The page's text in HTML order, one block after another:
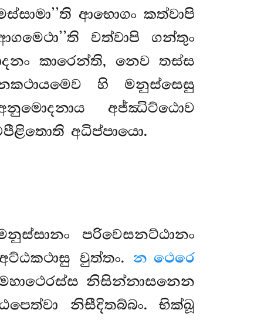
ආභොගං කත්වාපි
වත්වාපි ගන්තුං
කාරෙන්ති, නෙව තස්ස
හි මනුස්සෙසු
අජ්ඣිට්ඨොව
අධිප්පායො.
පරිවෙසනට්ඨානං
වුත්තං. න ථෙරෙ
නිසින්නාසනෙන
නිසීදිතබ්බං. භික්ඛූ